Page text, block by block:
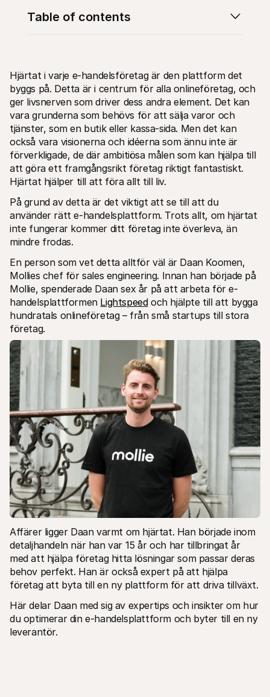
Technical resources
Developers portal
Discover developer resources and updates
Libraries
Integrate Mollie with ready-to-go libraries
Discord community
Join our developer community
Mollie
Docs
Read
About Mollie
Pricing
View our pricing
Learn more about our story and
values
News
Read the latest Mollie news
Careers
Mollie
See
Contact
For shoppers
Find out why Mollie is on your bank statement
For Mollie customers
Reach out to our customer support team
Contact sales
Discover how we can help your business
Hjärtat i varje e-handelsföretag är den plattform det
byggs på. Detta är i centrum för alla onlineföretag, och
ger livsnerven som driver dess andra element. Det kan
vara grunderna som behövs för att sälja varor och
tjänster, som en butik eller kassa-sida. Men det kan
också vara visionerna och idéerna som ännu inte är
förverkligade, de där ambitiösa målen som kan hjälpa till
att göra ett framgångsrikt företag riktigt fantastiskt.
Hjärtat hjälper till att föra allt till liv.
På grund av detta är det viktigt att se till att du
använder rätt e-handelsplattform. Trots allt, om hjärtat
inte fungerar kommer ditt företag inte överleva, än
mindre frodas.
En person som vet detta alltför väl är Daan Koomen,
Mollies chef för sales engineering. Innan han började på
Mollie, spenderade Daan sex år på att arbeta för e-
handelsplattformen Lightspeed och hjälpte till att bygga
hundratals onlineföretag – från små startups till stora
företag.
Affärer ligger Daan varmt om hjärtat. Han började inom
detaljhandeln när han var 15 år och har tillbringat år
med att hjälpa företag hitta lösningar som passar deras
behov perfekt. Han är också expert på att hjälpa
företag att byta till en ny plattform för att driva tillväxt.
Här delar Daan med sig av expertips och insikter om hur
du optimerar din e-handelsplattform och byter till en ny
leverantör.
Table of contents